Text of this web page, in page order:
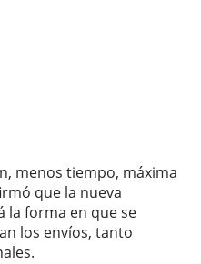
menos tiempo, máxima
que la nueva
forma en que se
los envíos, tanto